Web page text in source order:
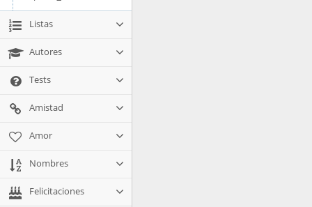
Listas
Autores
Tests
Amistad
Amor
Nombres
Felicitaciones